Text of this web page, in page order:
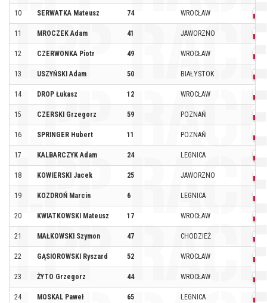
10 SERWATKA Mateusz 74 WROCŁAW
11 MROCZEK Adam 41 JAWORZNO
12 CZERWONKA Piotr 49 WROCŁAW
13 USZYŃSKI Adam 50 BIAŁYSTOK
14 DROP Łukasz 12 WROCŁAW
15 CZERSKI Grzegorz 59 POZNAŃ
16 SPRINGER Hubert 11 POZNAŃ
17 KALBARCZYK Adam 24 LEGNICA
18 KOWIERSKI Jacek 25 JAWORZNO
19 KOZDROŃ Marcin 6 LEGNICA
20 KWIATKOWSKI Mateusz 17 WROCŁAW
21 MAŁKOWSKI Szymon 47 CHODZIEŻ
22 GĄSIOROWSKI Ryszard 52 WROCŁAW
23 ŻYTO Grzegorz 44 WROCŁAW
24 MOSKAL Paweł 65 LEGNICA